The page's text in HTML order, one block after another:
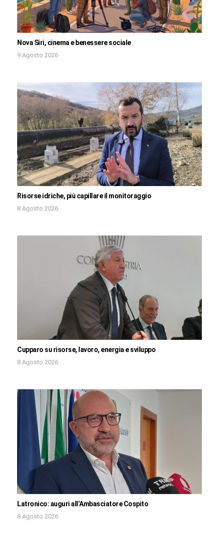
Nova Siri, cinema e benessere sociale
9 Agosto 2026
Risorse idriche, più capillare il monitoraggio
8 Agosto 2026
Cupparo su risorse, lavoro, energia e sviluppo
8 Agosto 2026
Latronico: auguri all’Ambasciatore Cospito
8 Agosto 2026